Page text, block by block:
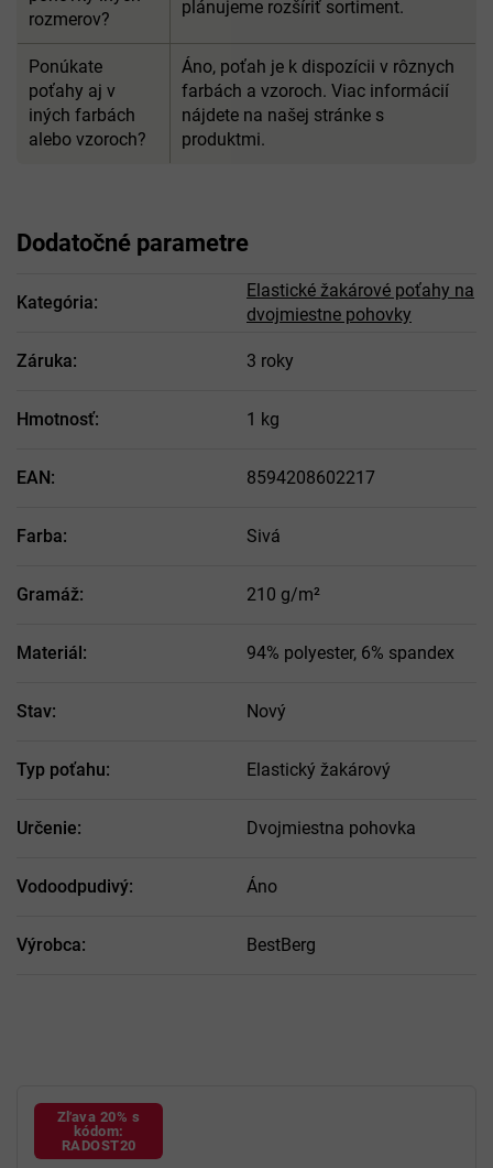
rozmerov?
plánujeme rozšíriť sortiment.
Ponúkate
poťahy aj v
iných farbách
alebo vzoroch?
Áno, poťah je k dispozícii v rôznych
farbách a vzoroch. Viac informácií
nájdete na našej stránke s
produktmi.
Dodatočné parametre
Kategória:
Elastické žakárové poťahy na
dvojmiestne pohovky
Záruka: 3 roky
Hmotnosť: 1 kg
EAN: 8594208602217
Farba: Sivá
Gramáž: 210 g/m²
Materiál: 94% polyester, 6% spandex
Stav: Nový
Typ poťahu: Elastický žakárový
Určenie: Dvojmiestna pohovka
Vodoodpudivý: Áno
Výrobca: BestBerg
Zľava 20% s
kódom:
RADOST20